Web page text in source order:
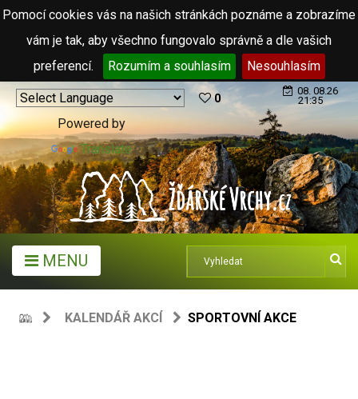
Pomocí cookies vás na našich stránkách poznáme a zobrazíme
vám je tak, aby všechno fungovalo správně a dle vašich
preferencí.
Rozumím a souhlasím Nesouhlasím
Powered by
Translate
0
08. 08.26
21:35
MENU
KALENDÁŘ AKCÍ SPORTOVNÍ AKCE